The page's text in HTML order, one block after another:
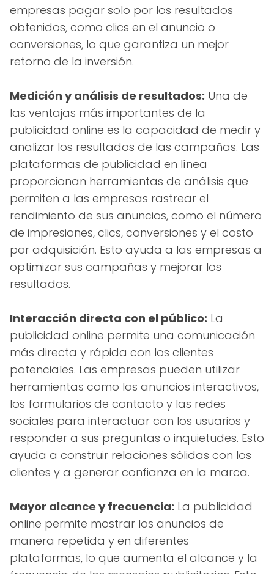
empresas pagar solo por los resultados
obtenidos, como clics en el anuncio o
conversiones, lo que garantiza un mejor
retorno de la inversión.
Medición y análisis de resultados: Una de
las ventajas más importantes de la
publicidad online es la capacidad de medir y
analizar los resultados de las campañas. Las
plataformas de publicidad en línea
proporcionan herramientas de análisis que
permiten a las empresas rastrear el
rendimiento de sus anuncios, como el número
de impresiones, clics, conversiones y el costo
por adquisición. Esto ayuda a las empresas a
optimizar sus campañas y mejorar los
resultados.
Interacción directa con el público: La
publicidad online permite una comunicación
más directa y rápida con los clientes
potenciales. Las empresas pueden utilizar
herramientas como los anuncios interactivos,
los formularios de contacto y las redes
sociales para interactuar con los usuarios y
responder a sus preguntas o inquietudes. Esto
ayuda a construir relaciones sólidas con los
clientes y a generar confianza en la marca.
Mayor alcance y frecuencia: La publicidad
online permite mostrar los anuncios de
manera repetida y en diferentes
plataformas, lo que aumenta el alcance y la